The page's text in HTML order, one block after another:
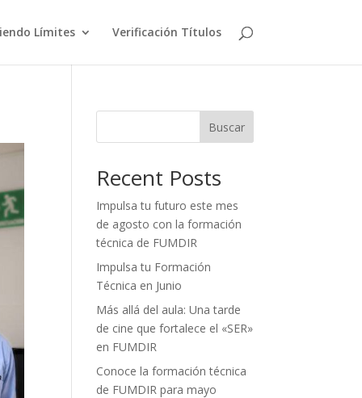
Límites Verificación Títulos
Buscar
Recent Posts
Impulsa tu futuro este mes
de agosto con la formación
técnica de FUMDIR
Impulsa tu Formación
Técnica en Junio
Más allá del aula: Una tarde
de cine que fortalece el «SER»
en FUMDIR
Conoce la formación técnica
de FUMDIR para mayo